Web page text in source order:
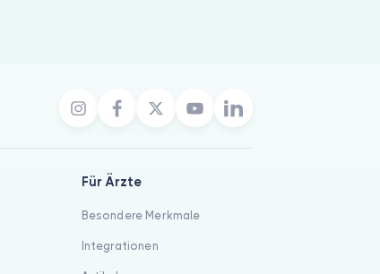
Für Ärzte
Besondere Merkmale
Integrationen